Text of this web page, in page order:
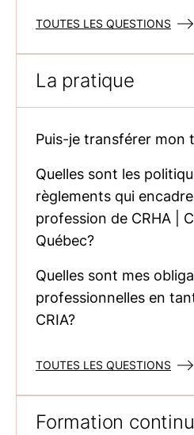
TOUTES LES QUESTIONS
La pratique
Puis-je transférer mon
Quelles sont les
règlements qui
profession de CRHA |
Québec?
Quelles sont mes
professionnelles en tant
CRIA?
TOUTES LES QUESTIONS
Formation